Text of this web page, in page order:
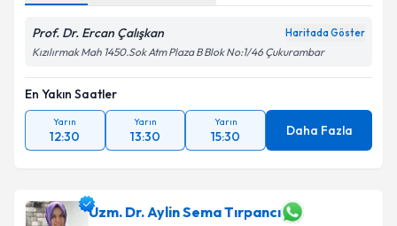
Takvim Talebini Gönder
Prof. Dr. Ercan Çalışkan Haritada Göster
Kızılırmak Mah 1450.Sok Atm Plaza B Blok No:1/46 Çukurambar
En Yakın Saatler
Yarın
12:30
Yarın
13:30
Yarın
15:30 Daha Fazla
Uzm. Dr. Aylin Sema Tırpancı